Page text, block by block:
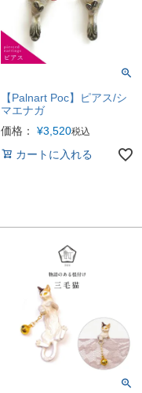
【Palnart Poc】ピアス/シ
マエナガ
価格：
¥3,520税込
カートに入れる